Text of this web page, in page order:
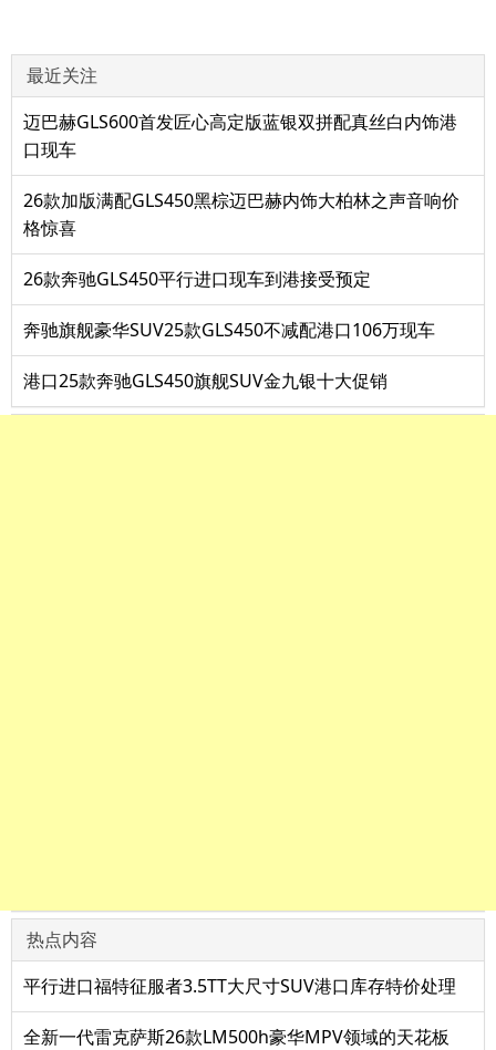
最近关注
迈巴赫GLS600首发匠心高定版蓝银双拼配真丝白内饰港
口现车
26款加版满配GLS450黑棕迈巴赫内饰大柏林之声音响价
格惊喜
26款奔驰GLS450平行进口现车到港接受预定
奔驰旗舰豪华SUV25款GLS450不减配港口106万现车
港口25款奔驰GLS450旗舰SUV金九银十大促销
热点内容
平行进口福特征服者3.5TT大尺寸SUV港口库存特价处理
全新一代雷克萨斯26款LM500h豪华MPV领域的天花板